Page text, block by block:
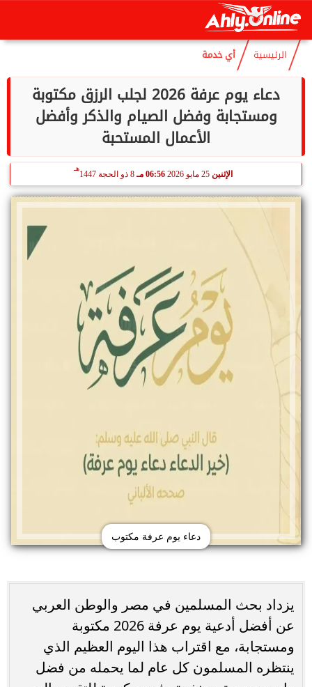
الجمعة
الرئيسية أي خدمة
دعاء يوم عرفة 2026 لجلب الرزق مكتوبة
ومستجابة وفضل الصيام والذكر وأفضل
الأعمال المستحبة
الإثنين 06:56 مـ 8 ذو الحجة 1447
هـ
دعاء يوم عرفة مكتوب
يزداد بحث المسلمين في مصر والوطن العربي
عن أفضل أدعية يوم عرفة 2026 مكتوبة
ومستجابة، مع اقتراب هذا اليوم العظيم الذي
ينتظره المسلمون كل عام لما يحمله من فضل